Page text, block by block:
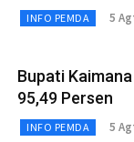
INFO PEMDA 5
Bupati
95,49 Persen
INFO PEMDA 5